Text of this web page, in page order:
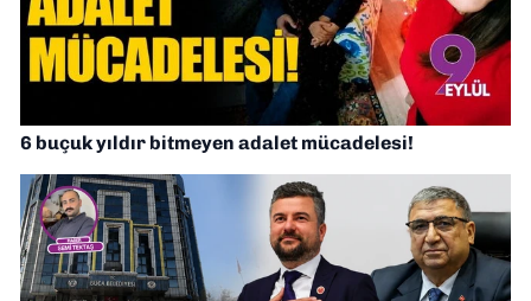
6 buçuk yıldır bitmeyen adalet mücadelesi!